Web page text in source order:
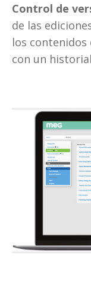
Control de
de las
los
con un